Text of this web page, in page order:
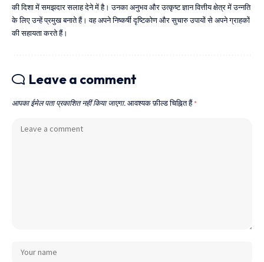
की दिशा में समझदार सलाह देने में है। उनका अनुभव और उत्कृष्ट ज्ञान वित्तीय क्षेत्र में उन्नति
के लिए उन्हें प्रमुख बनाते हैं। वह अपने निष्कर्षी दृष्टिकोण और सुचारु उपायों से अपने ग्राहकों
की सहायता करते हैं।
Leave a comment
आपका ईमेल पता प्रकाशित नहीं किया जाएगा. आवश्यक फ़ील्ड चिह्नित हैं *